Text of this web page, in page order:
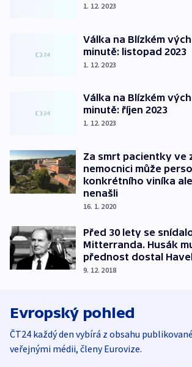
1. 12. 2023
Válka na Blízkém
minutě: listopad 2023
1. 12. 2023
Válka na Blízkém
minutě: říjen 2023
1. 12. 2023
Za smrt pacientky ve
nemocnici může
konkrétního viníka
nenašli
16. 1. 2020
Před 30 lety se
Mitterranda. Husák
přednost dostal
9. 12. 2018
Evropský pohled
ČT24 každý den vybírá z obsahu
veřejnými médii, členy Eurovize.